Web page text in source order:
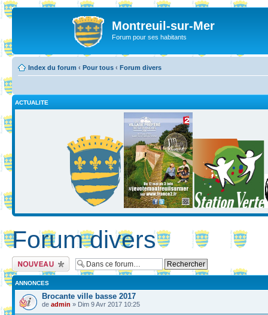
Montreuil-sur-Mer
Forum pour ses habitants
Index du forum ‹ Pour tous ‹ Forum divers
ACTUALITE
Forum divers
Ecrire un nouveau
sujet
ANNONCES
Brocante ville basse 2017
de admin » Dim 9 Avr 2017 10:25